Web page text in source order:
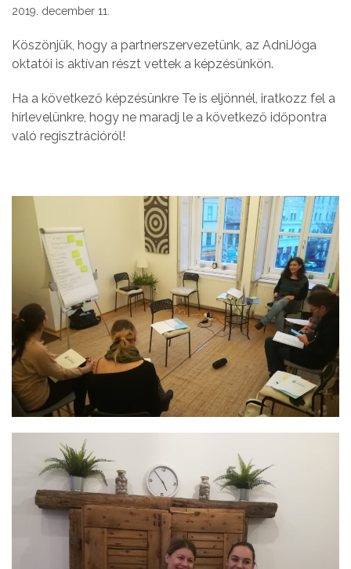
2019. december 11.
Köszönjük, hogy a partnerszervezetünk, az AdniJóga
oktatói is aktívan részt vettek a képzésünkön.
Ha a következő képzésünkre Te is eljönnél, iratkozz fel a
hírlevelünkre, hogy ne maradj le a következő időpontra
való regisztrációról!